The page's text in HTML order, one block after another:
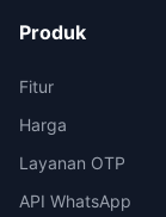
Produk
Fitur
Harga
Layanan OTP
API WhatsApp